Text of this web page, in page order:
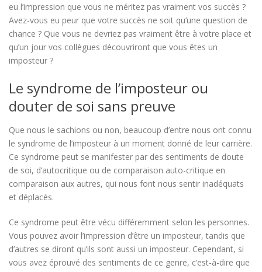
eu l’impression que vous ne méritez pas vraiment vos succès ?
Avez-vous eu peur que votre succès ne soit qu’une question de
chance ? Que vous ne devriez pas vraiment être à votre place et
qu’un jour vos collègues découvriront que vous êtes un
imposteur ?
Le syndrome de l’imposteur ou
douter de soi sans preuve
Que nous le sachions ou non, beaucoup d’entre nous ont connu
le syndrome de l’imposteur à un moment donné de leur carrière.
Ce syndrome peut se manifester par des sentiments de doute
de soi, d’autocritique ou de comparaison auto-critique en
comparaison aux autres, qui nous font nous sentir inadéquats
et déplacés.
Ce syndrome peut être vécu différemment selon les personnes.
Vous pouvez avoir l’impression d’être un imposteur, tandis que
d’autres se diront qu’ils sont aussi un imposteur. Cependant, si
vous avez éprouvé des sentiments de ce genre, c’est-à-dire que